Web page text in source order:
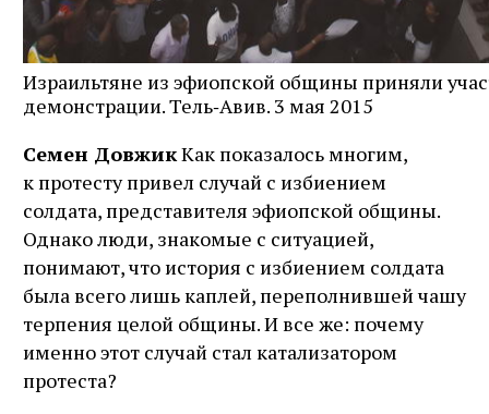
Израильтяне из эфиопской общины приняли
демонстрации. Тель‑Авив. 3 мая 2015
Семен ДовжикКак показалось многим,
к протесту привел случай с избиением
солдата, представителя эфиопской общины.
Однако люди, знакомые с ситуацией,
понимают, что история с избиением солдата
была всего лишь каплей, переполнившей чашу
терпения целой общины. И все же: почему
именно этот случай стал катализатором
протеста?